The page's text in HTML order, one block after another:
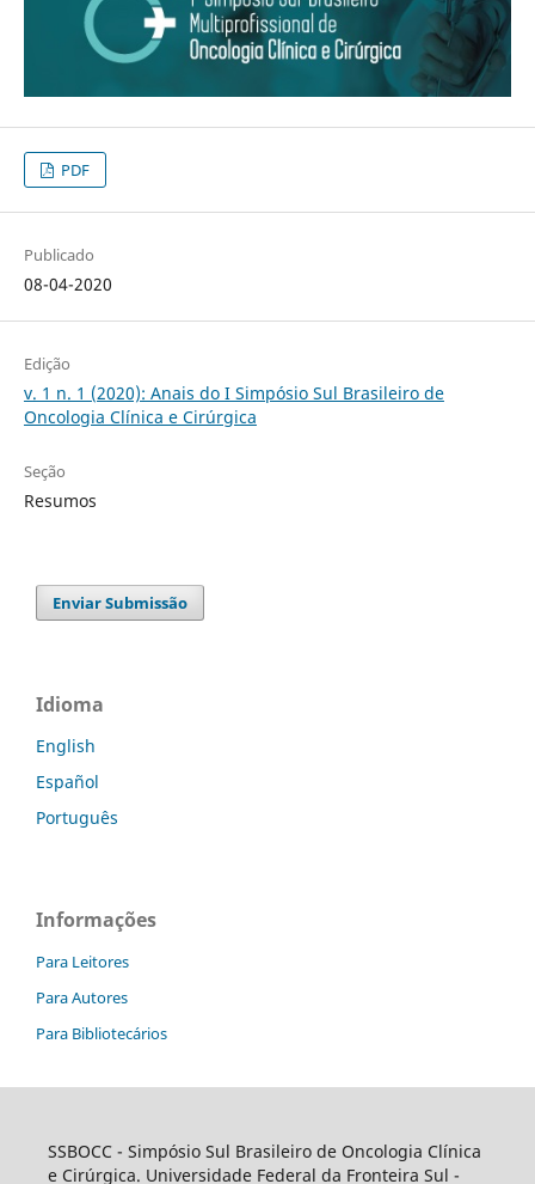
PDF
Publicado
08-04-2020
Edição
v. 1 n. 1 (2020): Anais do I Simpósio Sul Brasileiro de
Oncologia Clínica e Cirúrgica
Seção
Resumos
Enviar Submissão
Idioma
English
Español
Português
Informações
Para Leitores
Para Autores
Para Bibliotecários
SSBOCC - Simpósio Sul Brasileiro de Oncologia Clínica
e Cirúrgica. Universidade Federal da Fronteira Sul -